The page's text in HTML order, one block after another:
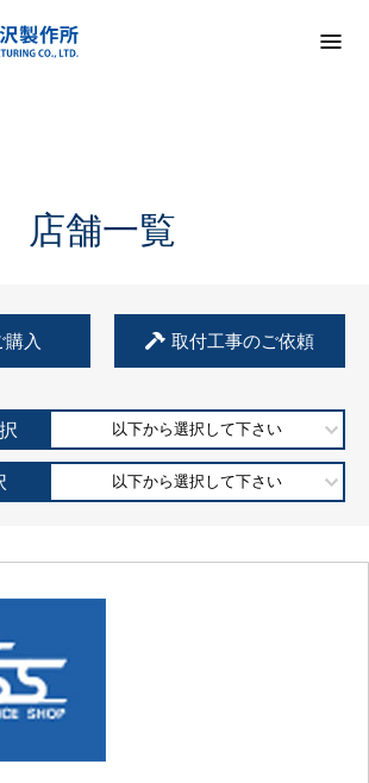
情報
店舗一覧
入 取付工事のご依頼
以下から選択して下さい
以下から選択して下さい